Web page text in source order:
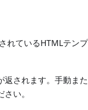
れているHTMLテン
されます。手動ま
い。